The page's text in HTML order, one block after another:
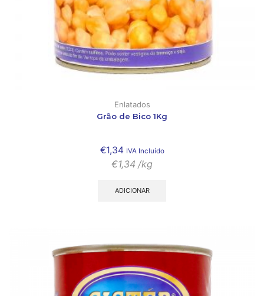
Enlatados
Grão de Bico 1Kg
€1,34 IVA Incluído
€1,34 /kg
ADICIONAR